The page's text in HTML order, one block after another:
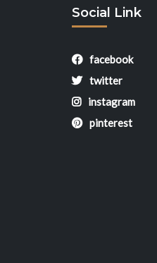
Social Link
facebook
twitter
instagram
pinterest